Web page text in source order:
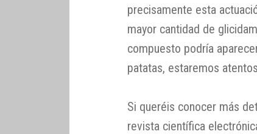
precisamente esta
mayor cantidad de
compuesto podría
patatas, estaremos
Si queréis conocer más
revista científica